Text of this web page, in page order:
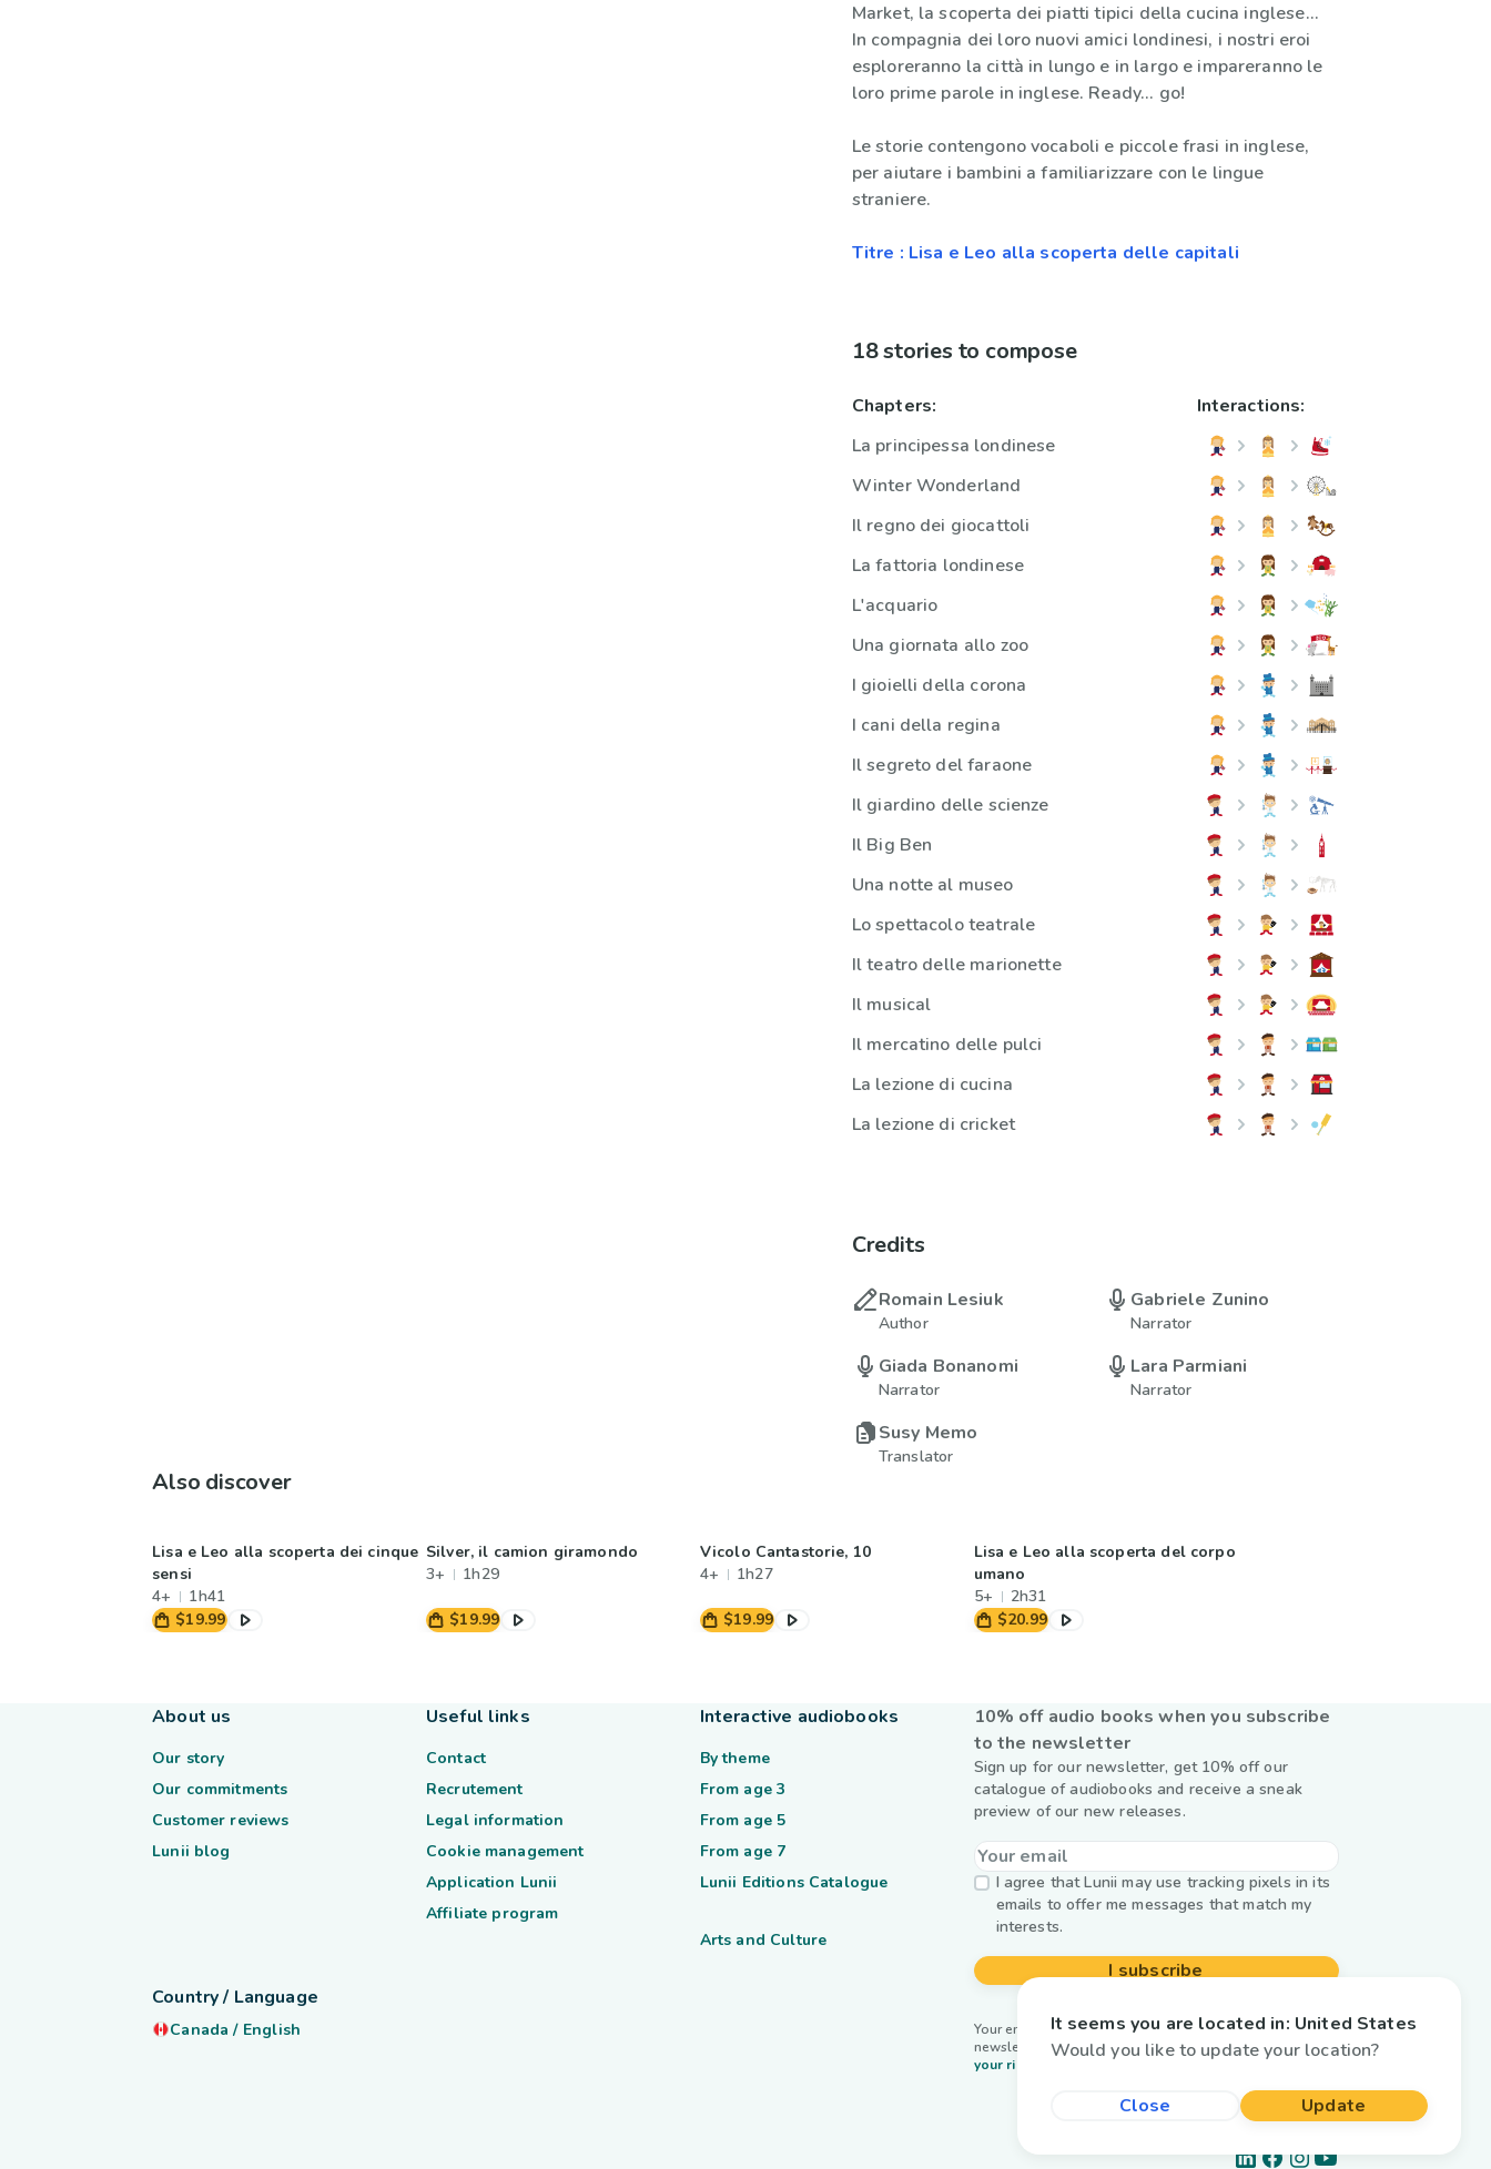
Market, la scoperta dei piatti tipici della cucina inglese...
In compagnia dei loro nuovi amici londinesi, i nostri eroi
esploreranno la città in lungo e in largo e impareranno le
loro prime parole in inglese. Ready... go!
Le storie contengono vocaboli e piccole frasi in inglese,
per aiutare i bambini a familiarizzare con le lingue
straniere.
Titre : Lisa e Leo alla scoperta delle capitali
18 stories to compose
Chapters:
La principessa londinese
Winter Wonderland
Il regno dei giocattoli
La fattoria londinese
L'acquario
Una giornata allo zoo
I gioielli della corona
I cani della regina
Il segreto del faraone
Il giardino delle scienze
Il Big Ben
Una notte al museo
Lo spettacolo teatrale
Il teatro delle marionette
Il musical
Il mercatino delle pulci
La lezione di cucina
La lezione di cricket
Interactions:
Credits
Romain Lesiuk
Author
Gabriele Zunino
Narrator
Giada Bonanomi
Narrator
Lara Parmiani
Narrator
Susy Memo
Translator
Also discover
Lisa e Leo alla scoperta dei cinque
sensi
4+
1h41
$19.99
Silver, il camion giramondo
3+
1h29
$19.99
Vicolo Cantastorie, 10
4+
1h27
$19.99
Lisa e Leo alla scoperta del corpo
umano
5+
2h31
$20.99
10% off audio books when you subscribe
to the newsletter
Sign up for our newsletter, get 10% off our
catalogue of audiobooks and receive a sneak
preview of our new releases.
I agree that Lunii may use tracking pixels in its
emails to offer me messages that match my
interests.
I subscribe
Your email is used by Lunii only to send you our
newsletter. Learn more aboutmanaging your data and
your rights.
About us
Our story
Our commitments
Customer reviews
Lunii blog
Useful links
Contact
Recrutement
Legal information
Cookie management
Application Lunii
Affiliate program
Interactive audiobooks
By theme
From age 3
From age 5
From age 7
Lunii Editions Catalogue
Arts and Culture
Country / Language
Canada / English It seems you are located in: United States
Would you like to update your location?
Close Update